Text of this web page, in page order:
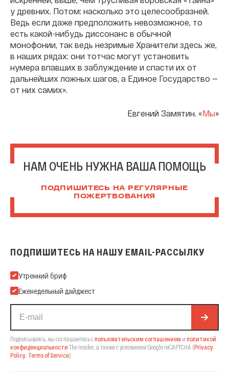
у древних. Потом: насколько это целесообразней.
Ведь если даже предположить невозможное, то
есть какой-нибудь диссонанс в обычной
монофонии, так ведь незримые Хранители здесь же,
в наших рядах: они тотчас могут установить
нумера впавших в заблуждение и спасти их от
дальнейших ложных шагов, а Единое Государство —
от них самих».
Евгений Замятин. «Мы»
НАМ ОЧЕНЬ НУЖНА ВАША ПОМОЩЬ
ПОДПИШИТЕСЬ НА РЕГУЛЯРНЫЕ
ПОЖЕРТВОВАНИЯ
ПОДПИШИТЕСЬ НА НАШУ EMAIL-РАССЫЛКУ
Подпишитесь на нашу Email-рассылку
Утренний бриф
Еженедельный дайджест
Подписываясь, вы соглашаетесь спользовательским соглашением и политикой
конфиденциальности The Insider, а также с условиями Google reCAPTCHA (Privacy
Policy, Terms of Service).